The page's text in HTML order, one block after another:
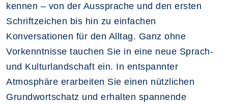
kennen – von der Aussprache und den ersten
Schriftzeichen bis hin zu einfachen
Konversationen für den Alltag. Ganz ohne
Vorkenntnisse tauchen Sie in eine neue Sprach-
und Kulturlandschaft ein. In entspannter
Atmosphäre erarbeiten Sie einen nützlichen
Grundwortschatz und erhalten spannende